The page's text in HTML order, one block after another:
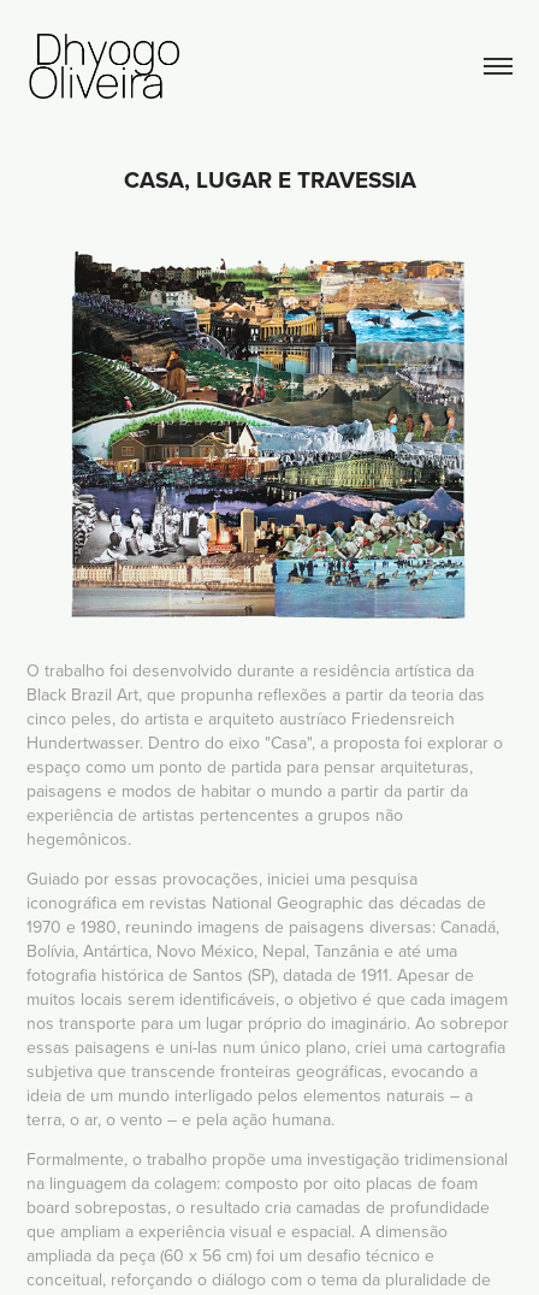
CASA, LUGAR E TRAVESSIA
O trabalho foi desenvolvido durante a residência artística da
Black Brazil Art, que propunha reflexões a partir da teoria das
cinco peles, do artista e arquiteto austríaco Friedensreich
Hundertwasser. Dentro do eixo "Casa", a proposta foi explorar o
espaço como um ponto de partida para pensar arquiteturas,
paisagens e modos de habitar o mundo a partir da partir da
experiência de artistas pertencentes a grupos não
hegemônicos.
Guiado por essas provocações, iniciei uma pesquisa
iconográfica em revistas National Geographic das décadas de
1970 e 1980, reunindo imagens de paisagens diversas: Canadá,
Bolívia, Antártica, Novo México, Nepal, Tanzânia e até uma
fotografia histórica de Santos (SP), datada de 1911. Apesar de
muitos locais serem identificáveis, o objetivo é que cada imagem
nos transporte para um lugar próprio do imaginário. Ao sobrepor
essas paisagens e uni-las num único plano, criei uma cartografia
subjetiva que transcende fronteiras geográficas, evocando a
ideia de um mundo interligado pelos elementos naturais – a
terra, o ar, o vento – e pela ação humana.
Formalmente, o trabalho propõe uma investigação tridimensional
na linguagem da colagem: composto por oito placas de foam
board sobrepostas, o resultado cria camadas de profundidade
que ampliam a experiência visual e espacial. A dimensão
ampliada da peça (60 x 56 cm) foi um desafio técnico e
conceitual, reforçando o diálogo com o tema da pluralidade de